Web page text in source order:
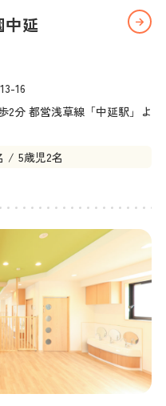
中延
16
2分 都営浅草線「中延駅」よ
5歳児2名